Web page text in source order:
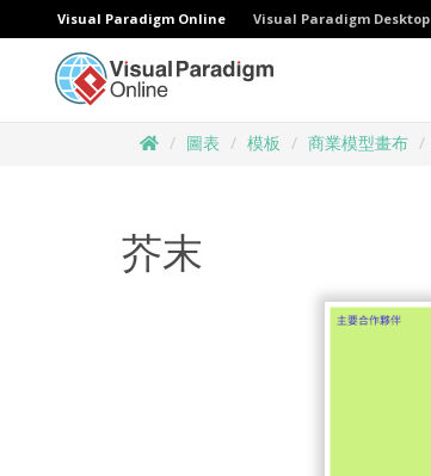
Visual Paradigm Online Visual Paradigm Desktop
圖表 模板 商業模型畫布
芥末